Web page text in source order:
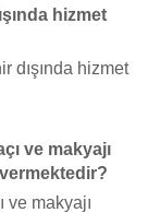
hizmet
dışında hizmet
ve makyajı
ve makyajı